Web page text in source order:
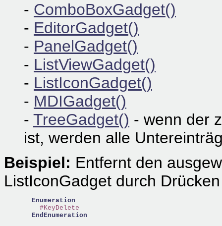
- ComboBoxGadget()
- EditorGadget()
- PanelGadget()
- ListViewGadget()
- ListIconGadget()
- MDIGadget()
- TreeGadget() - wenn der
ist, werden alle
Beispiel: Entfernt den
ListIconGadget durch
Enumeration
#KeyDelete
EndEnumeration